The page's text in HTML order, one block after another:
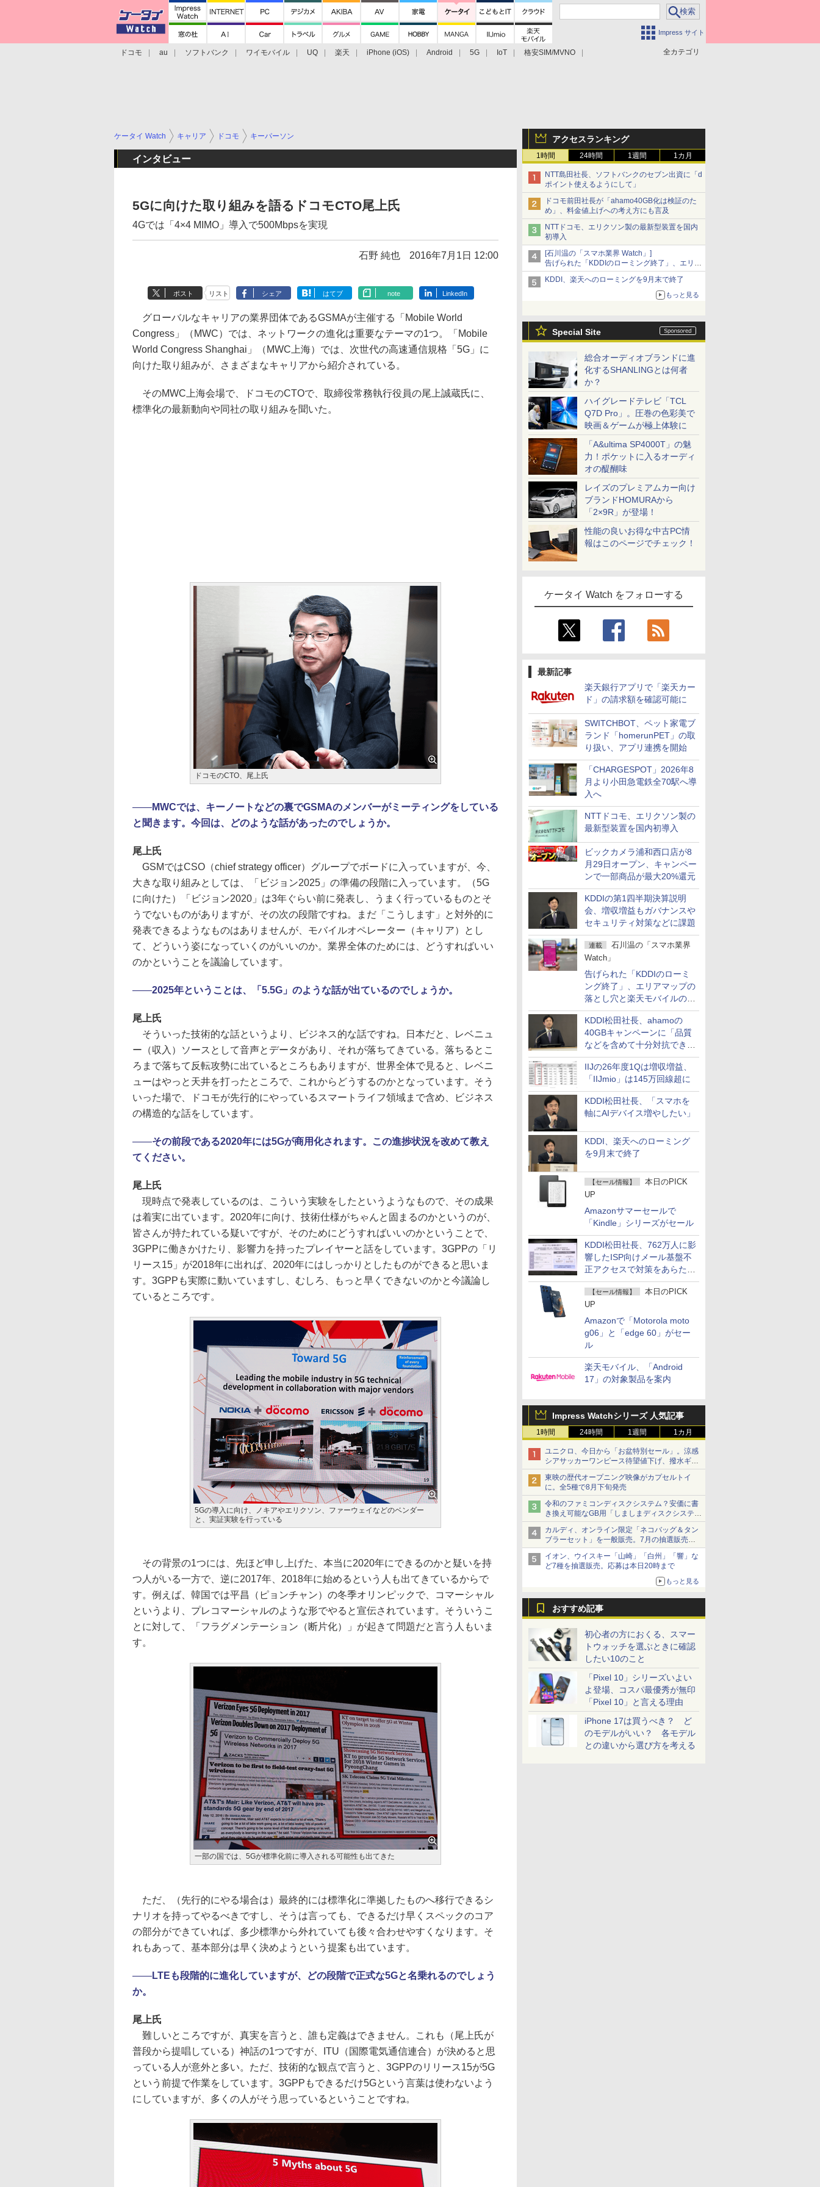
Impress サイト
全カテゴリ
ドコモ au ソフトバンク ワイモバイル UQ 楽天 iPhone (iOS) Android 5G IoT
格安SIM/MVNO
アクセスランキング
1時間 24時間 1週間 1カ月
NTT島田社長、ソフトバンクのセブン出資に「d
ポイント使えるようにして」
ドコモ前田社長が「ahamo40GB化は検証のた
め」、料金値上げへの考え方にも言及
NTTドコモ、エリクソン製の最新型装置を国内
初導入
[石川温の「スマホ業界 Watch」]
告げられた「KDDIのローミング終了」、エリア
マップの落とし穴と楽天モバイルの課題
KDDI、楽天へのローミングを9月末で終了
もっと見る
Special Site
総合オーディオブランドに進
化するSHANLINGとは何者
か？
ハイグレードテレビ「TCL
Q7D Pro」。圧巻の色彩美で
映画＆ゲームが極上体験に
「A&ultima SP4000T」の魅
力！ポケットに入るオーディ
オの醍醐味
レイズのプレミアムカー向け
ブランドHOMURAから
「2×9R」が登場！
性能の良いお得な中古PC情
報はこのページでチェック！
ケータイ Watch をフォローする
最新記事
楽天銀行アプリで「楽天カー
ド」の請求額を確認可能に
SWITCHBOT、ペット家電ブ
ランド「homerunPET」の取
り扱い、アプリ連携を開始
「CHARGESPOT」2026年8
月より小田急電鉄全70駅へ導
入へ
NTTドコモ、エリクソン製の
最新型装置を国内初導入
ビックカメラ浦和西口店が8
月29日オープン、キャンペー
ンで一部商品が最大20%還元
KDDIの第1四半期決算説明
会、増収増益もガバナンスや
セキュリティ対策などに課題
連載
石川温の「スマホ業界
Watch」
告げられた「KDDIのローミ
ング終了」、エリアマップの
落とし穴と楽天モバイルの課
題
KDDI松田社長、ahamoの
40GBキャンペーンに「品質
などを含めて十分対抗でき
る」
IIJの26年度1Qは増収増益、
「IIJmio」は145万回線超に
KDDI松田社長、「スマホを
軸にAIデバイス増やしたい」
KDDI、楽天へのローミング
を9月末で終了
【セール情報】
本日のPICK
UP
Amazonサマーセールで
「Kindle」シリーズがセール
KDDI松田社長、762万人に影
響したISP向けメール基盤不
正アクセスで対策をあらため
て説明
【セール情報】
本日のPICK
UP
Amazonで「Motorola moto
g06」と「edge 60」がセー
ル
楽天モバイル、「Android
17」の対象製品を案内
Impress Watchシリーズ 人気記事
1時間 24時間 1週間 1カ月
ユニクロ、今日から「お盆特別セール」。涼感
シアサッカーワンピース待望値下げ、撥水ギア
ショーツは1990円に
東映の歴代オープニング映像がカプセルトイ
に。全5種で8月下旬発売
令和のファミコンディスクシステム？安価に書
き換え可能なGB用「しましまディスクシステ
ム」
カルディ、オンライン限定「ネコバッグ＆タン
ブラーセット」を一般販売。7月の抽選販売の
当選無効分
イオン、ウイスキー「山崎」「白州」「響」な
ど7種を抽選販売。応募は本日20時まで
もっと見る
おすすめ記事
初心者の方におくる、スマー
トウォッチを選ぶときに確認
したい10のこと
「Pixel 10」シリーズいよい
よ登場、コスパ最優秀が無印
「Pixel 10」と言える理由
iPhone 17は買うべき？ ど
のモデルがいい？ 各モデル
との違いから選び方を考える
ケータイ Watch キャリア ドコモ キーパーソン
インタビュー
5Gに向けた取り組みを語るドコモCTO尾上氏
4Gでは「4×4 MIMO」導入で500Mbpsを実現
石野 純也 2016年7月1日 12:00
ポスト リスト シェア はてブ note LinkedIn
グローバルなキャリアの業界団体であるGSMAが主催する「Mobile World
Congress」（MWC）では、ネットワークの進化は重要なテーマの1つ。「Mobile
World Congress Shanghai」（MWC上海）では、次世代の高速通信規格「5G」に
向けた取り組みが、さまざまなキャリアから紹介されている。
そのMWC上海会場で、ドコモのCTOで、取締役常務執行役員の尾上誠蔵氏に、
標準化の最新動向や同社の取り組みを聞いた。
ドコモのCTO、尾上氏
――MWCでは、キーノートなどの裏でGSMAのメンバーがミーティングをしている
と聞きます。今回は、どのような話があったのでしょうか。
尾上氏
GSMではCSO（chief strategy officer）グループでボードに入っていますが、今、
大きな取り組みとしては、「ビジョン2025」の準備の段階に入っています。（5G
に向けた）「ビジョン2020」は3年ぐらい前に発表し、うまく行っているものとそ
うでないものがありますが、その次の段階ですね。まだ「こうします」と対外的に
発表できるようなものはありませんが、モバイルオペレーター（キャリア）とし
て、どういう姿になっていくのがいいのか。業界全体のためには、どうすればいい
のかということを議論しています。
――2025年ということは、「5.5G」のような話が出ているのでしょうか。
尾上氏
そういった技術的な話というより、ビジネス的な話ですね。日本だと、レベニュ
ー（収入）ソースとして音声とデータがあり、それが落ちてきている。落ちるとこ
ろまで落ちて反転攻勢に出ているところもありますが、世界全体で見ると、レベニ
ューはやっと天井を打ったところで、これからどうするのかとなっています。そう
いった場で、ドコモが先行的にやっているスマートライフ領域まで含め、ビジネス
の構造的な話をしています。
――その前段である2020年には5Gが商用化されます。この進捗状況を改めて教え
てください。
尾上氏
現時点で発表しているのは、こういう実験をしたというようなもので、その成果
は着実に出ています。2020年に向け、技術仕様がちゃんと固まるのかというのが、
皆さんが持たれている疑いですが、そのためにどうすればいいのかということで、
3GPPに働きかけたり、影響力を持ったプレイヤーと話をしています。3GPPの「リ
リース15」が2018年に出れば、2020年にはしっかりとしたものができると思いま
す。3GPPも実際に動いていますし、むしろ、もっと早くできないのかと今議論し
ているところです。
5Gの導入に向け、ノキアやエリクソン、ファーウェイなどのベンダー
と、実証実験を行っている
その背景の1つには、先ほど申し上げた、本当に2020年にできるのかと疑いを持
つ人がいる一方で、逆に2017年、2018年に始めるという人も出てきているからで
す。例えば、韓国では平昌（ピョンチャン）の冬季オリンピックで、コマーシャル
というより、プレコマーシャルのような形でやると宣伝されています。そういうこ
とに対して、「フラグメンテーション（断片化）」が起きて問題だと言う人もいま
す。
一部の国では、5Gが標準化前に導入される可能性も出てきた
ただ、（先行的にやる場合は）最終的には標準化に準拠したものへ移行できるシ
ナリオを持ってやるべきですし、そうは言っても、できるだけ早くスペックのコア
の部分ができていれば、多少標準から外れていても後々合わせやすくなります。そ
れもあって、基本部分は早く決めようという提案も出ています。
――LTEも段階的に進化していますが、どの段階で正式な5Gと名乗れるのでしょう
か。
尾上氏
難しいところですが、真実を言うと、誰も定義はできません。これも（尾上氏が
普段から提唱している）神話の1つですが、ITU（国際電気通信連合）が決めると思
っている人が意外と多い。ただ、技術的な観点で言うと、3GPPのリリース15が5G
という前提で作業をしています。3GPPもできるだけ5Gという言葉は使わないよう
にしていますが、多くの人がそう思っているということですね。